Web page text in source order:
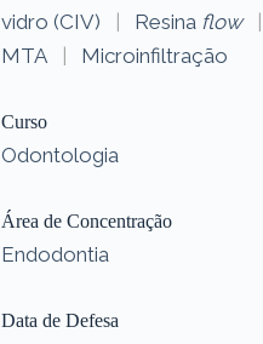
vidro (CIV)
| Resina flow
|
MTA
| Microinfiltração
Curso
Odontologia
Área de Concentração
Endodontia
Data de Defesa